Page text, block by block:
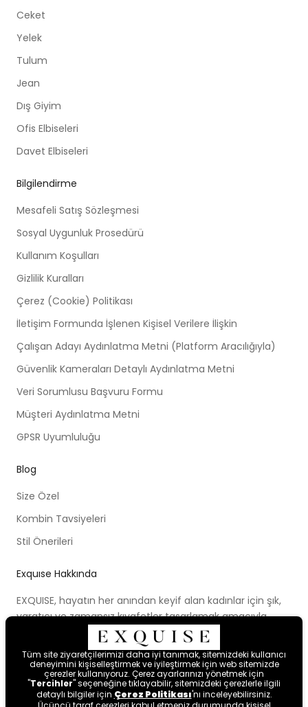
Ceket
Yelek
Tulum
Jean
Dış Giyim
Ofis Elbiseleri
Davet Elbiseleri
Bilgilendirme
Mesafeli Satış Sözleşmesi
Sosyal Uygunluk Prosedürü
Kullanım Koşulları
Gizlilik Kuralları
Çerez (Cookie) Politikası
İletişim Formunda İşlenen Kişisel Verilere İlişkin
Çalışan Adayı Aydınlatma Metni (Platform Aracılığıyla)
Güvenlik Kameraları Detaylı Aydınlatma Metni
Veri Sorumlusu Başvuru Formu
Müşteri Aydınlatma Metni
GPSR Uyumluluğu
Blog
Size Özel
Kombin Tavsiyeleri
Stil Önerileri
Exquıse Hakkında
EXQUISE, hayatın her anından keyif alan kadınlar için şık,
yaratıcı ve zamansız kıyafetler tasarlamak amacıyla
kurulmuştur. Kurulduğu ilk günden beri ortaya koymaya
çalıştığı modern tasarım anlayışı, cesur renk paletleri,
yenilikçi kalıpları ve farklı bakış açısıyla kadınları hayal
etmeye ve mutlu hissetmeye davet etmektedir.
Tüm site ziyaretçilerimizi daha iyi tanımak, sitemizdeki kullanıcı
deneyimini kişiselleştirmek ve iyileştirmek için web sitemizde
çerezler kullanıyoruz. Çerez ayarlarınızı yönetmek için
"Tercihler" seçeneğine tıklayabilir, sitemizdeki çerezlerle ilgili
detaylı bilgiler için Çerez Politikası'nı inceleyebilirsiniz.